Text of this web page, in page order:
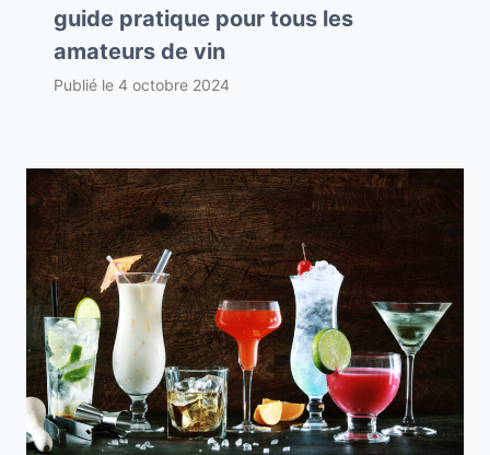
guide pratique pour tous les
amateurs de vin
Publié le 4 octobre 2024